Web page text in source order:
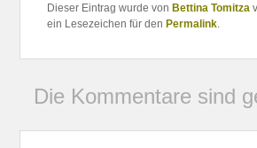
Dieser Eintrag wurde vonBettina Tomitza
ein Lesezeichen für denPermalink
Die Kommentare sind